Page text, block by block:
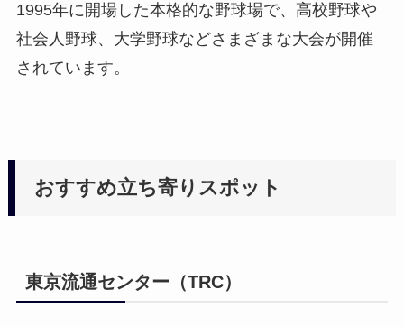
1995年に開場した本格的な野球場で、高校野球や
社会人野球、大学野球などさまざまな大会が開催
されています。
おすすめ立ち寄りスポット
東京流通センター（TRC）